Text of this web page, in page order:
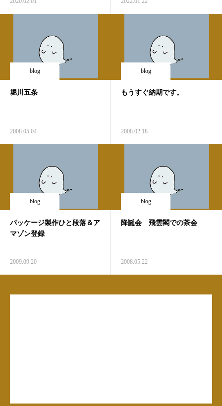
blog
堀川五条
2008.05.04
blog
もうすぐ納期です。
2008.02.18
blog
パッケージ製作ひと段落＆ア
マゾン登録
2009.09.20
blog
降誕会 飛雲閣での茶会
2008.05.22